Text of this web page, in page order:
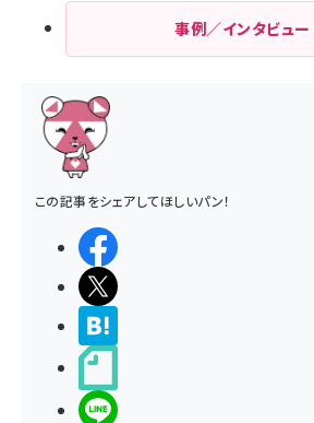
事例／インタビュー
この記事をシェアしてほしいパン！